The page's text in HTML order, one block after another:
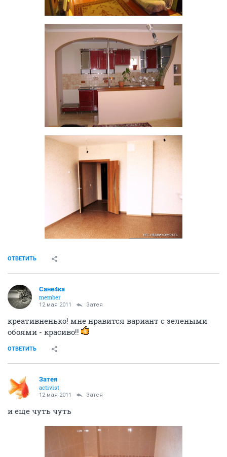
ОТВЕТИТЬ
Сане4ка
member
12 мая 2011 Затея
креативненько! мне нравится вариант с зелеными
обоями - красиво!!
ОТВЕТИТЬ
Затея
activist
12 мая 2011 Затея
и еще чуть чуть